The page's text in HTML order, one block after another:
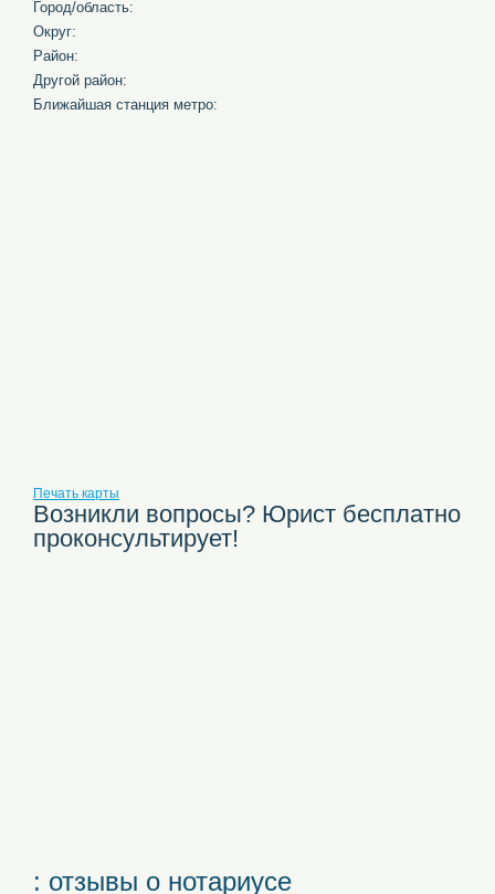
Город/область:
Округ:
Район:
Другой район:
Ближайшая станция метро:
Печать карты
Возникли вопросы? Юрист бесплатно
проконсультирует!
: отзывы о нотариусе